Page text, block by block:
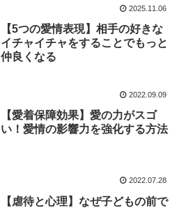
2025.11.06
【5つの愛情表現】相手の好きな
イチャイチャをすることでもっと
仲良くなる
2022.09.09
【愛着保障効果】愛の力がスゴ
い！愛情の影響力を強化する方法
2022.07.28
【虐待と心理】なぜ子どもの前で